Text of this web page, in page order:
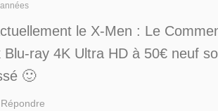
le X-Men : Le
Blu-ray 4K Ultra HD à 50€ neuf
🙂
Répondre